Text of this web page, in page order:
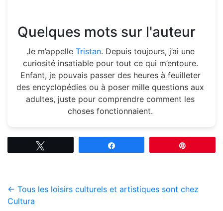
Quelques mots sur l'auteur
Je m’appelle Tristan. Depuis toujours, j’ai une
curiosité insatiable pour tout ce qui m’entoure.
Enfant, je pouvais passer des heures à feuilleter
des encyclopédies ou à poser mille questions aux
adultes, juste pour comprendre comment les
choses fonctionnaient.
← Tous les loisirs culturels et artistiques sont chez
Cultura